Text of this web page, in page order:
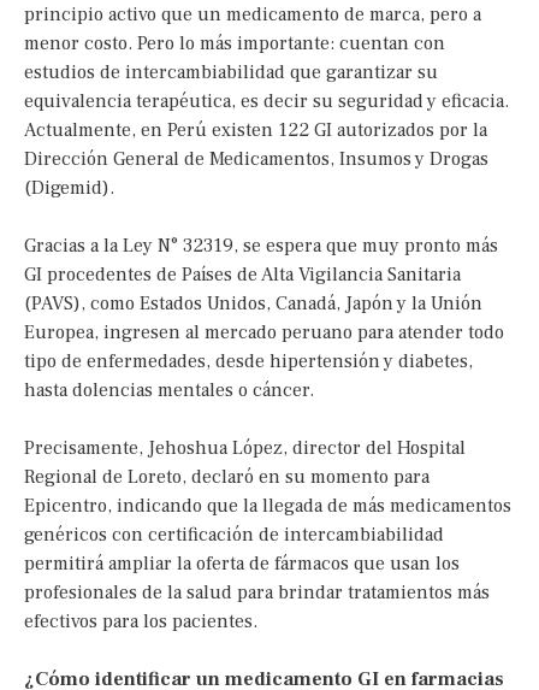
principio activo que un medicamento de marca, pero a
menor costo. Pero lo más importante: cuentan con
estudios de intercambiabilidad que garantizar su
equivalencia terapéutica, es decir su seguridad y eficacia.
Actualmente, en Perú existen 122 GI autorizados por la
Dirección General de Medicamentos, Insumos y Drogas
(Digemid).
Gracias a la Ley N° 32319, se espera que muy pronto más
GI procedentes de Países de Alta Vigilancia Sanitaria
(PAVS), como Estados Unidos, Canadá, Japón y la Unión
Europea, ingresen al mercado peruano para atender todo
tipo de enfermedades, desde hipertensión y diabetes,
hasta dolencias mentales o cáncer.
Precisamente, Jehoshua López, director del Hospital
Regional de Loreto, declaró en su momento para
Epicentro, indicando que la llegada de más medicamentos
genéricos con certificación de intercambiabilidad
permitirá ampliar la oferta de fármacos que usan los
profesionales de la salud para brindar tratamientos más
efectivos para los pacientes.
¿Cómo identificar un medicamento GI en farmacias